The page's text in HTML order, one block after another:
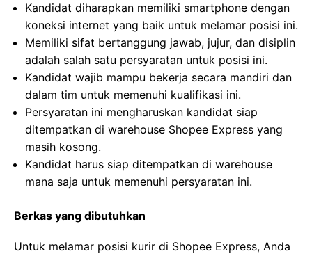
Kandidat diharapkan memiliki smartphone dengan
koneksi internet yang baik untuk melamar posisi ini.
Memiliki sifat bertanggung jawab, jujur, dan disiplin
adalah salah satu persyaratan untuk posisi ini.
Kandidat wajib mampu bekerja secara mandiri dan
dalam tim untuk memenuhi kualifikasi ini.
Persyaratan ini mengharuskan kandidat siap
ditempatkan di warehouse Shopee Express yang
masih kosong.
Kandidat harus siap ditempatkan di warehouse
mana saja untuk memenuhi persyaratan ini.
Berkas yang dibutuhkan
Untuk melamar posisi kurir di Shopee Express, Anda